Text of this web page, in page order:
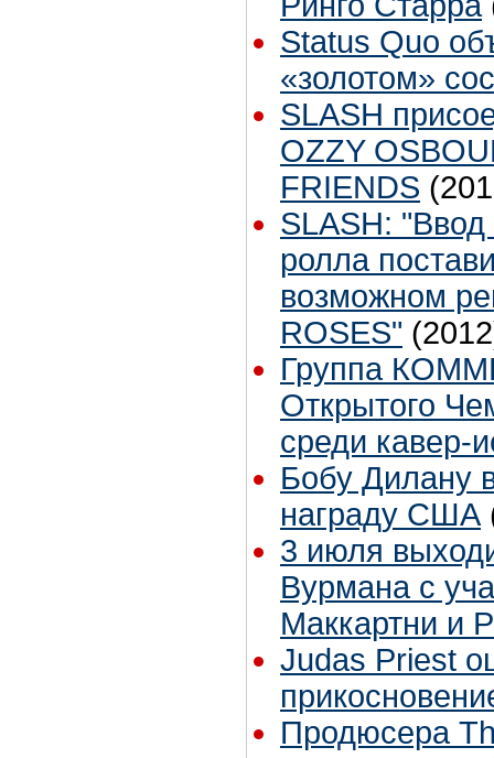
Status Quo
«золотом»
SLASH
OZZY
FRIENDS
SLASH:
ролла
возможном
ROSES"
Группа
Открытого
среди кавер-
Бобу Дилану
награду США
3 июля
Вурмана с
Маккартни и
Judas Priest
Продюсера